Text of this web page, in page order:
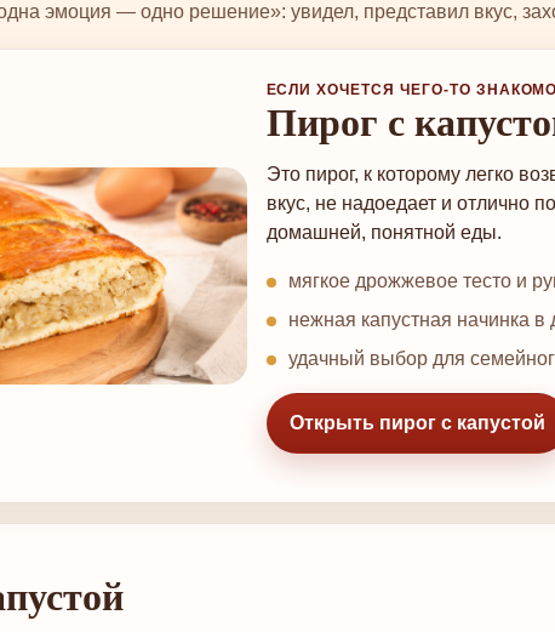
эмоция — одно решение»: увидел, представил вкус,
ЕСЛИ ХОЧЕТСЯ ЧЕГО-ТО
Пирог с
Это пирог, к которому легко
вкус, не надоедает и отлично
домашней, понятной еды.
мягкое дрожжевое тесто и
нежная капустная начинка
удачный выбор для
Открыть пирог с капустой